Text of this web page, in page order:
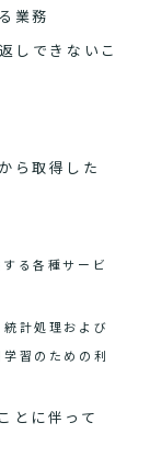
業務
しできないこ
ら取得した
る各種サービ
計処理および
習のための利
とに伴って